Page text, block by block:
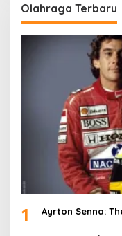
Olahraga Terbaru
1 Ayrton Senna: